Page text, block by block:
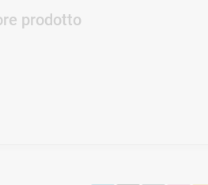
prodotto